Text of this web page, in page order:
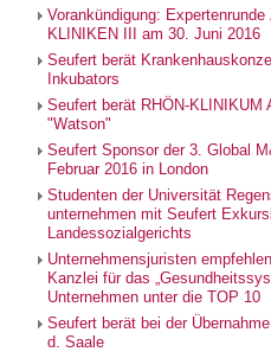
Vorankündigung:
KLINIKEN III am 30. Juni 2016
Seufert berät
Inkubators
Seufert berät RHÖN-
"Watson"
Seufert Sponsor der 3. Global
Februar 2016 in London
Studenten der Universität
unternehmen mit Seufert
Landessozialgerichts
Unternehmensjuristen
Kanzlei für das
Unternehmen unter die TOP 10
Seufert berät bei der
d. Saale